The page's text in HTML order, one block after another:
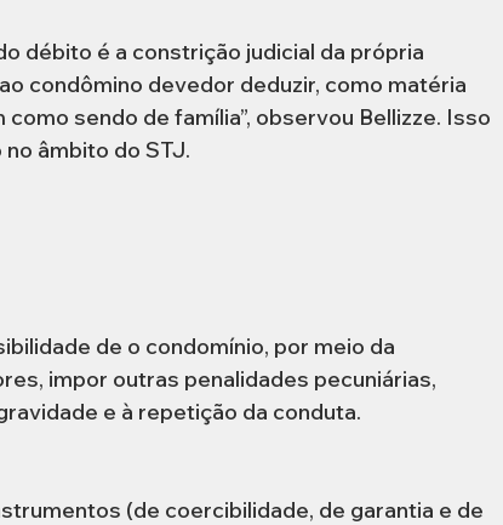
débito é a constrição judicial da própria
condômino devedor deduzir, como matéria
sendo de família”, observou Bellizze. Isso
âmbito do STJ.
de o condomínio, por meio da
impor outras penalidades pecuniárias,
e à repetição da conduta.
(de coercibilidade, de garantia e de